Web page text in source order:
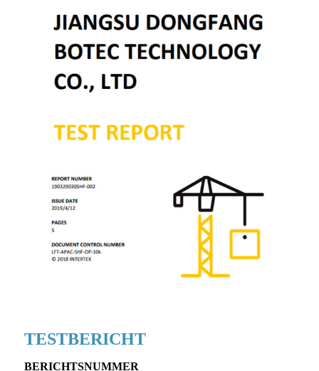
TESTBERICHT
BERICHTSNUMMER